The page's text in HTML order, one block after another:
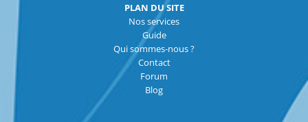
PLAN DU SITE
Nos services
Guide
Qui sommes-nous ?
Contact
Forum
Blog